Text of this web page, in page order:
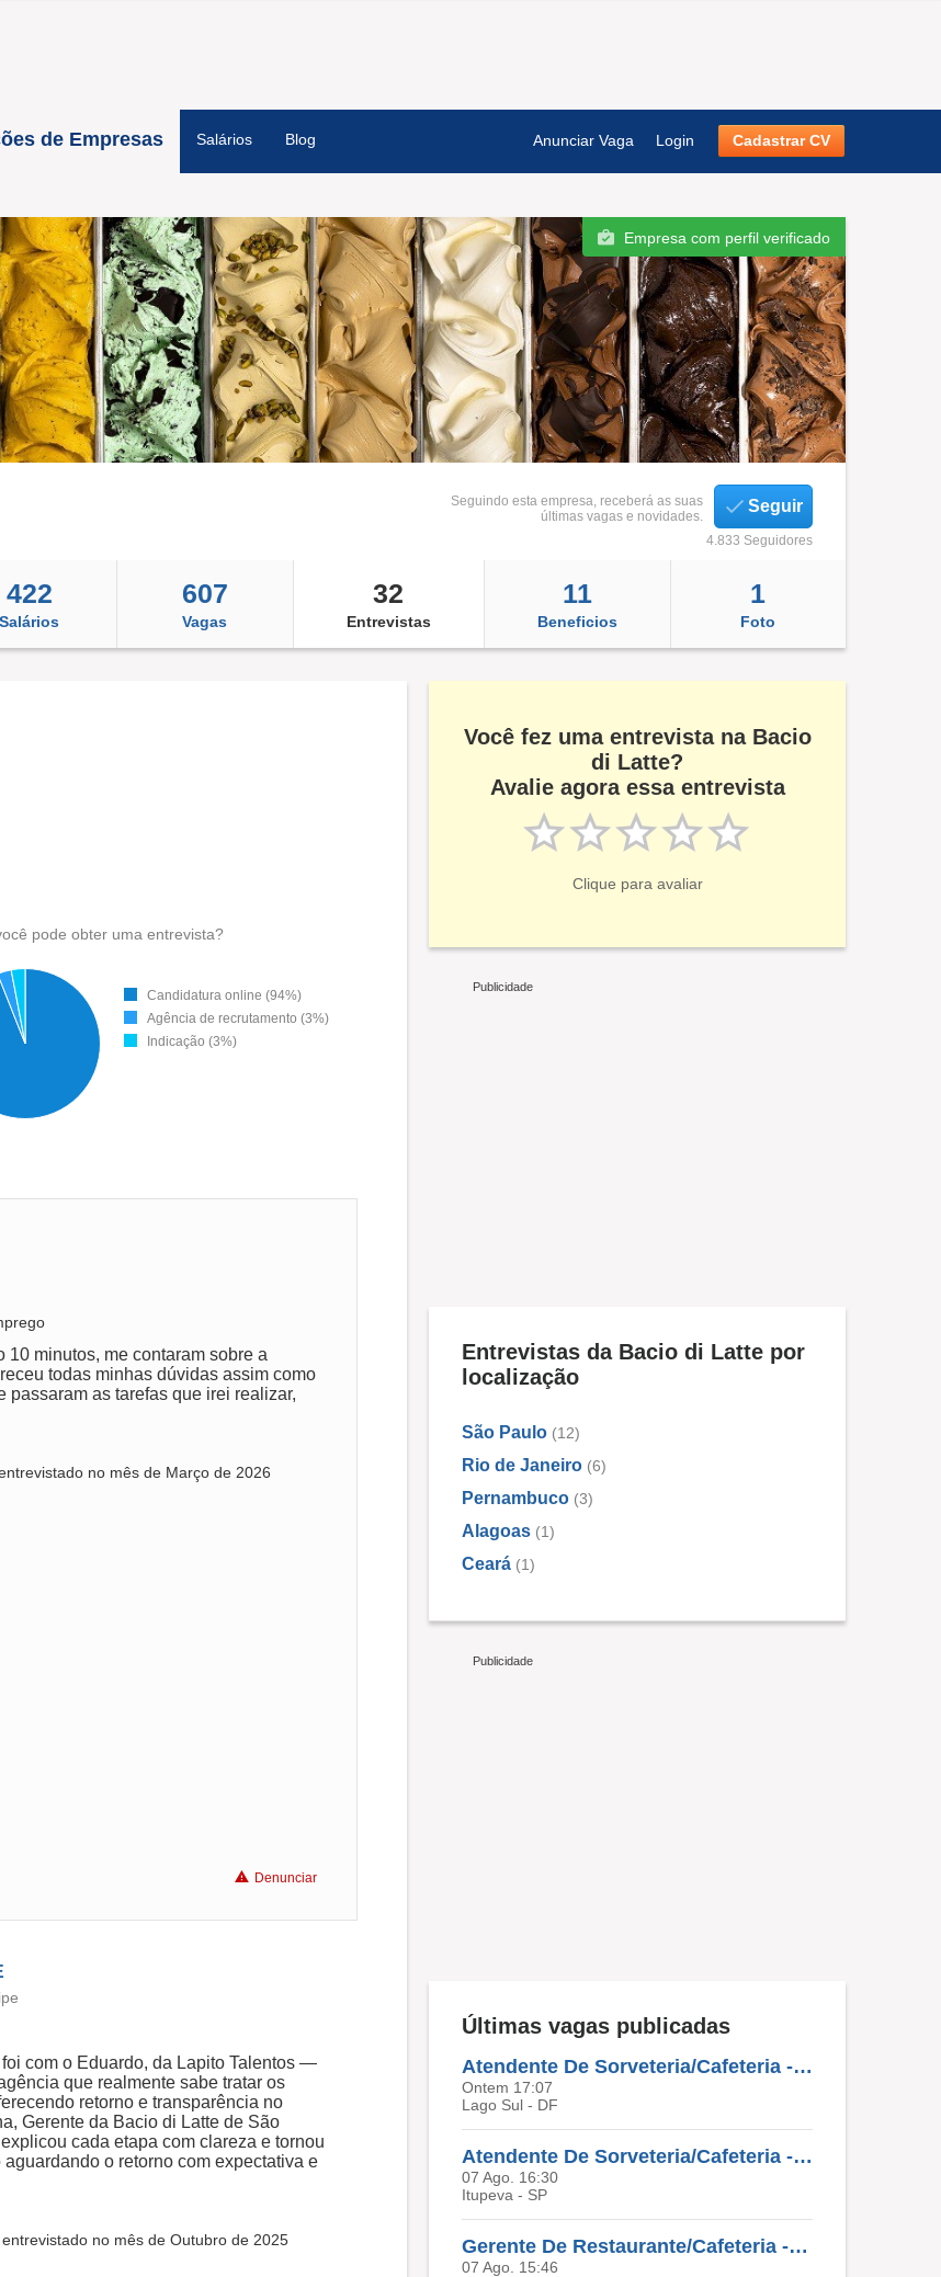
de Empresas Salários Blog Anunciar Vaga Login Cadastrar CV
Empresa com perfil verificado
Seguindo esta empresa, receberá as suas
últimas vagas e novidades.
Seguir
4.833 Seguidores
422
Salários
607
Vagas
32
Entrevistas
11
Beneficios
1
Foto
pode obter uma entrevista?
Candidatura online (94%)
Agência de recrutamento (3%)
Indicação (3%)
minutos, me contaram sobre a
todas minhas dúvidas assim como
passaram as tarefas que irei realizar,
no mês de Março de 2026
Denunciar
com o Eduardo, da Lapito Talentos —
que realmente sabe tratar os
retorno e transparência no
Gerente da Bacio di Latte de São
cada etapa com clareza e tornou
o retorno com expectativa e
no mês de Outubro de 2025
Você fez uma entrevista na Bacio
di Latte?
Avalie agora essa entrevista
Clique para avaliar
Entrevistas da Bacio di Latte por
localização
São Paulo (12)
Rio de Janeiro (6)
Pernambuco (3)
Alagoas (1)
Ceará (1)
Últimas vagas publicadas
Atendente De Sorveteria/Cafeteria - Brasília/DF (Gilberto Salomão)
Ontem 17:07
Lago Sul - DF
Atendente De Sorveteria/Cafeteria - Itupeva/SP (Outlet Itupeva)
07 Ago. 16:30
Itupeva - SP
Gerente De Restaurante/Cafeteria - Brasília/DF
07 Ago. 15:46